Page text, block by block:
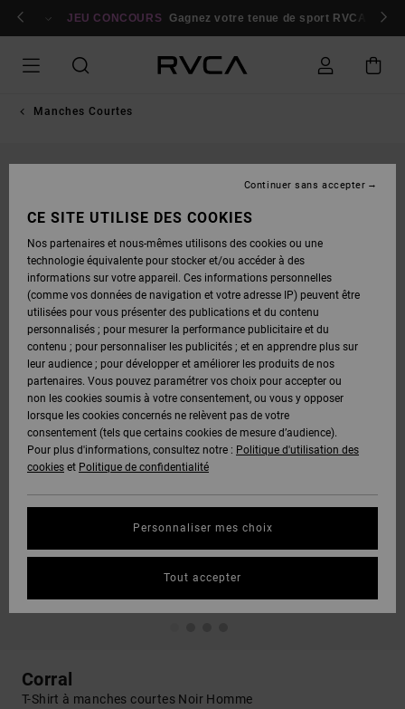
Se connecter / s'inscrire
JEU CONCOURS Gagnez votre tenue de sport RVCA
Manches Courtes
Corral
T-Shirt à manches courtes Noir Homme
CE SITE UTILISE DES COOKIES
Nos partenaires et nous-mêmes utilisons des cookies ou une
technologie équivalente pour stocker et/ou accéder à des
informations sur votre appareil. Ces informations personnelles
(comme vos données de navigation et votre adresse IP) peuvent être
utilisées pour vous présenter des publications et du contenu
personnalisés ; pour mesurer la performance publicitaire et du
contenu ; pour personnaliser les publicités ; et en apprendre plus sur
leur audience ; pour développer et améliorer les produits de nos
partenaires. Vous pouvez paramétrer vos choix pour accepter ou
non les cookies soumis à votre consentement, ou vous y opposer
lorsque les cookies concernés ne relèvent pas de votre
consentement (tels que certains cookies de mesure d’audience).
Pour plus d'informations, consultez notre : Politique d'utilisation des
cookies et Politique de confidentialité
Personnaliser mes choix
Continuer sans accepter
Tout accepter